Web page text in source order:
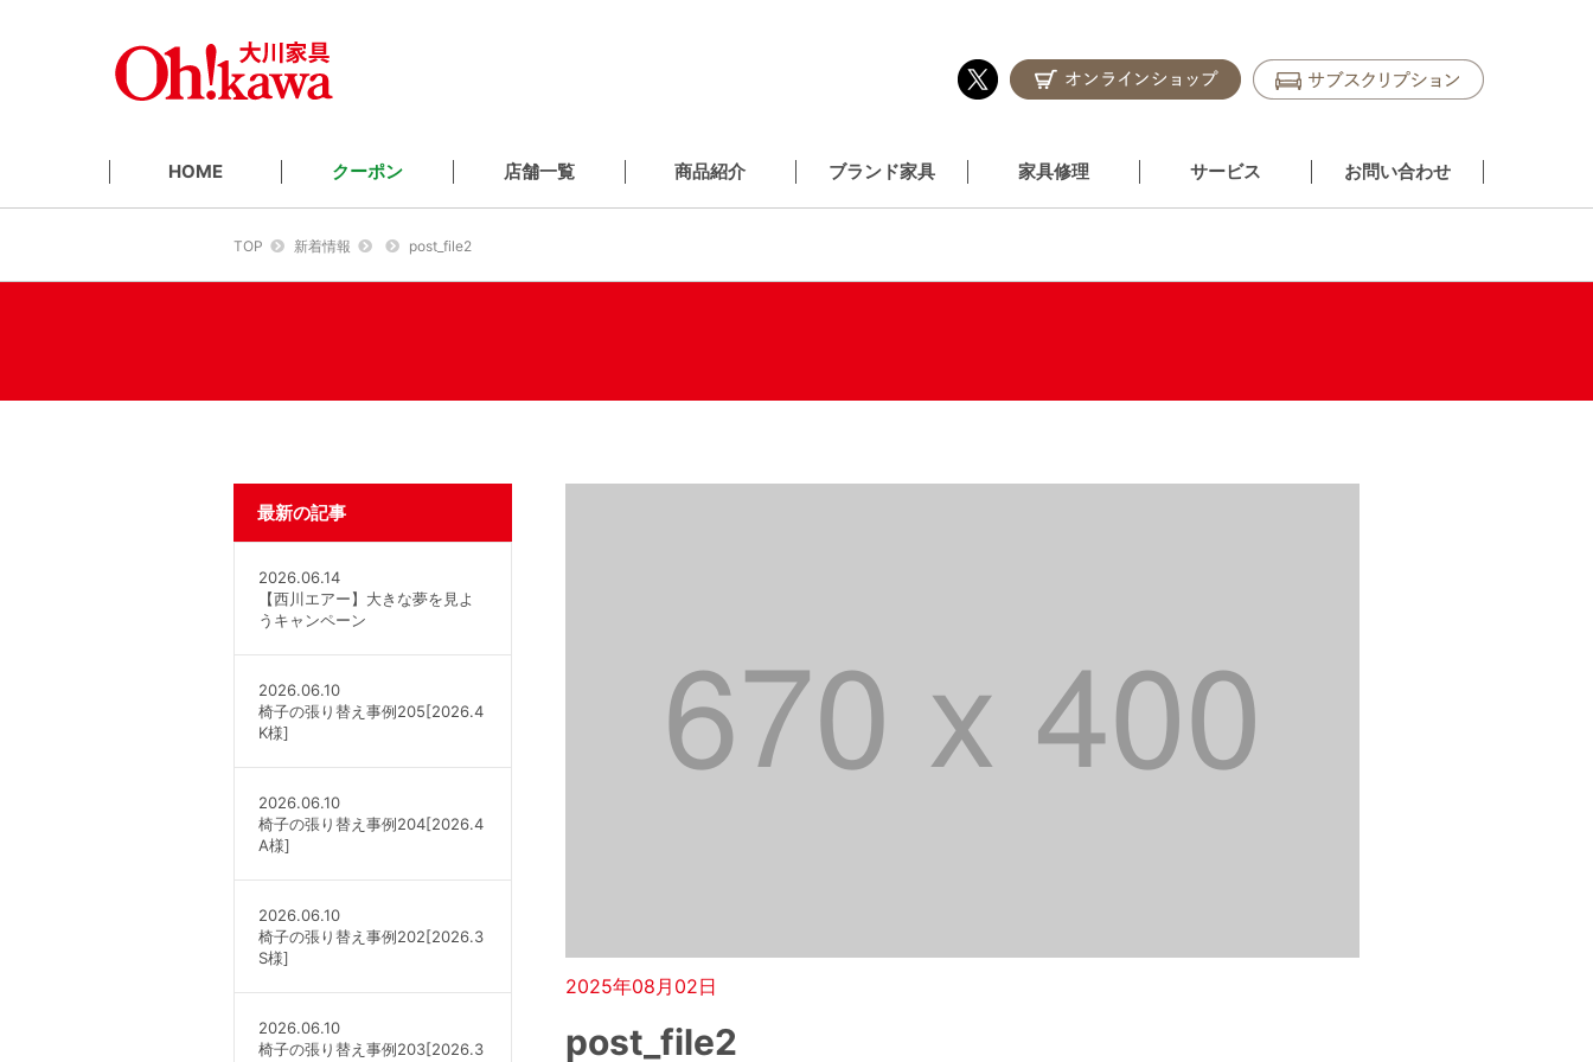
HOME クーポン 店舗一覧 商品紹介 ブランド家具 家具修理 サービス お問い合わせ
TOP 新着情報 post_file2
2025年08月02日
post_file2
最新の記事
2026.06.14
【西川エアー】大きな夢を見よ
うキャンペーン
2026.06.10
椅子の張り替え事例205[2026.4
K様]
2026.06.10
椅子の張り替え事例204[2026.4
A様]
2026.06.10
椅子の張り替え事例202[2026.3
S様]
2026.06.10
椅子の張り替え事例203[2026.3